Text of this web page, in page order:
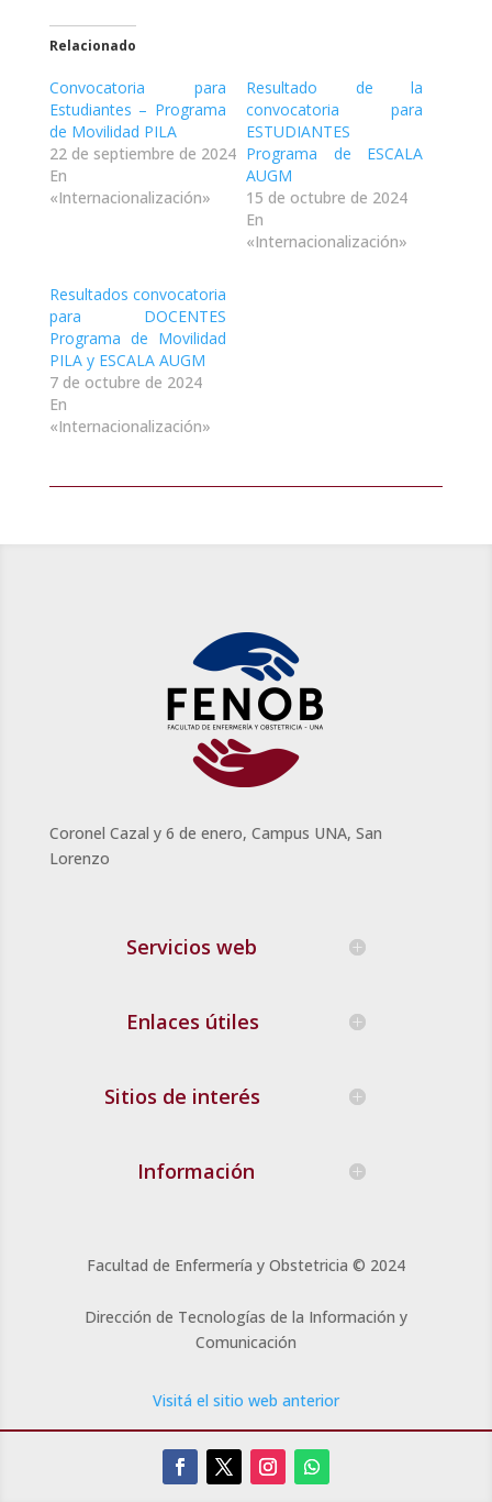
Relacionado
Convocatoria para
Estudiantes – Programa
de Movilidad PILA
22 de septiembre de 2024
En
«Internacionalización»
Resultado de la
convocatoria para
ESTUDIANTES
Programa de ESCALA
AUGM
15 de octubre de 2024
En
«Internacionalización»
Resultados convocatoria
para DOCENTES
Programa de Movilidad
PILA y ESCALA AUGM
7 de octubre de 2024
En
«Internacionalización»
Coronel Cazal y 6 de enero, Campus UNA, San
Lorenzo
Servicios web
Enlaces útiles
Sitios de interés
Información
Facultad de Enfermería y Obstetricia © 2024
Dirección de Tecnologías de la Información y
Comunicación
Visitá el sitio web anterior